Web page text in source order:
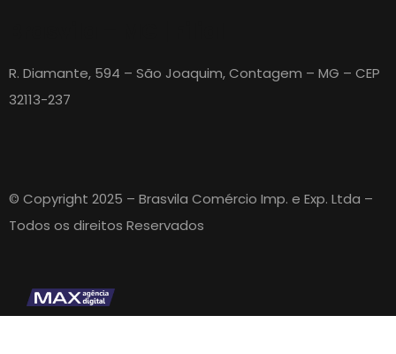
R. Diamante, 594 – São Joaquim, Contagem – MG – CEP
32113-237
© Copyright 2025 – Brasvila Comércio Imp. e Exp. Ltda –
Todos os direitos Reservados